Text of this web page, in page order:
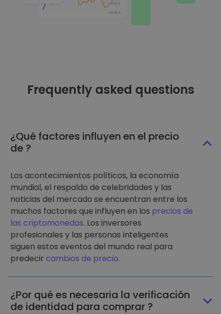
Frequently asked questions
¿Qué factores influyen en el precio
de ?
Los acontecimientos políticos, la economía
mundial, el respaldo de celebridades y las
noticias del mercado se encuentran entre los
muchos factores que influyen en los precios de
las criptomonedas. Los inversores
profesionales y las personas inteligentes
siguen estos eventos del mundo real para
predecir cambios de precio.
¿Por qué es necesaria la verificación
de identidad para comprar ?